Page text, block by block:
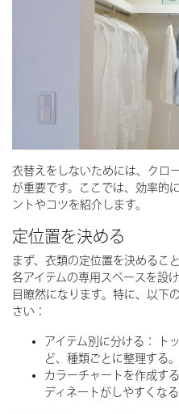
衣替えをしないためには、クロ
が重要です。ここでは、効率的
ントやコツを紹介します。
定位置を決める
まず、衣類の定位置を決めるこ
各アイテムの専用スペースを設
目瞭然になります。特に、以下
さい：
アイテム別に分ける：
ト
ど、種類ごとに整理する。
カラーチャートを作成する
ディネートがしやすくなる